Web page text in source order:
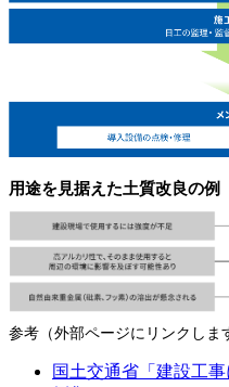
用途を見据えた土質改良の例
参考（外部ページにリンクしま
国土交通省「建設工